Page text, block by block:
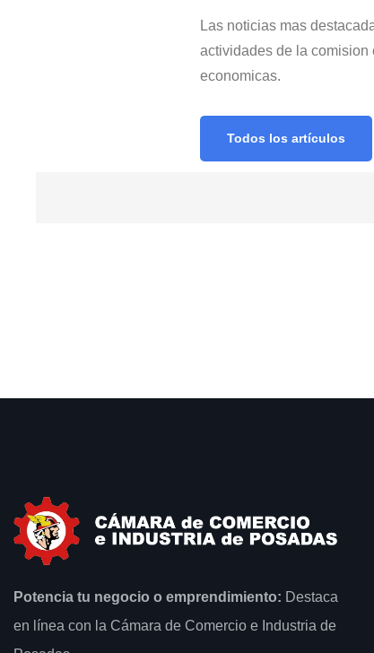
Las noticias mas
actividades de la comision
economicas.
Todos los artículos
Potencia tu negocio o emprendimiento: Destaca
en línea con la Cámara de Comercio e Industria de